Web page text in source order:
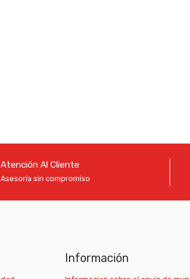
Atención Al Cliente
Asesoría sin compromiso
Información